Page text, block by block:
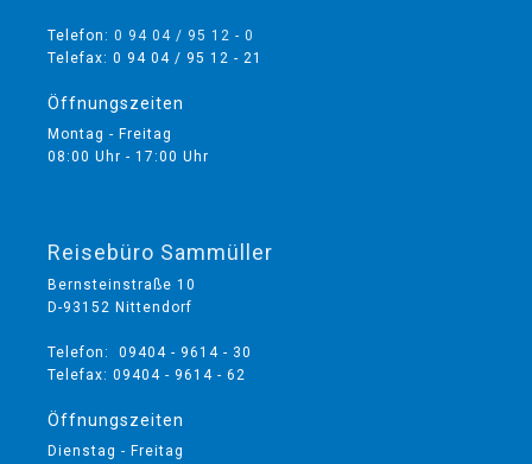
Telefon: 0 94 04 / 95 12 - 0
Telefax: 0 94 04 / 95 12 - 21
Öffnungszeiten
Montag - Freitag
08:00 Uhr - 17:00 Uhr
Reisebüro Sammüller
Bernsteinstraße 10
D-93152 Nittendorf
Telefon: 09404 - 9614 - 30
Telefax: 09404 - 9614 - 62
Öffnungszeiten
Dienstag - Freitag